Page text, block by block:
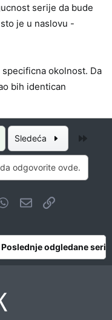
serije da bude
je u naslovu -
okolnost. Da
bih identican
Sledeća
odgovorite ovde.
WhatsApp
Imejl Link
Poslednje odgledane